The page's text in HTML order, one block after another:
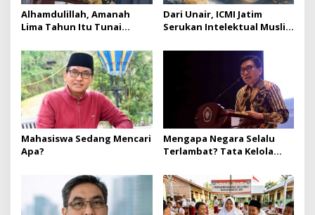
Alhamdulillah, Amanah
Lima Tahun Itu Tunai
Jatim
Dari Unair, ICMI Jatim
Serukan Intelektual Muslim
Polarisasi Bangsa
Mahasiswa Sedang Mencari
Apa?
Mengapa Negara Selalu
Terlambat? Tata Kelola